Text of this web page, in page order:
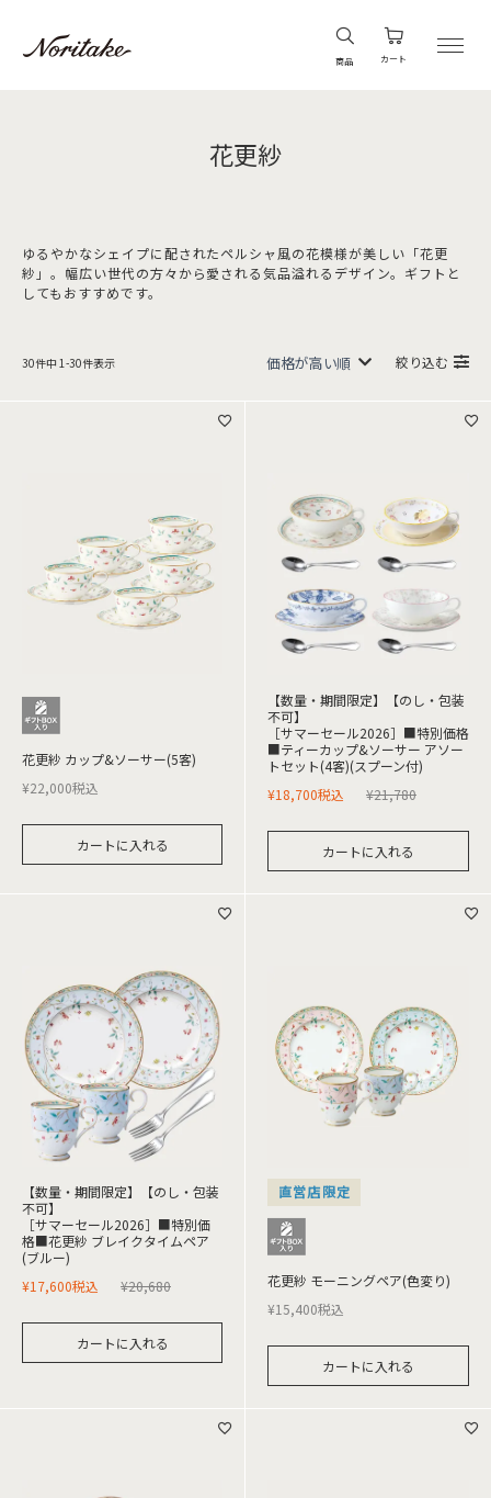
商品 カート
花更紗
ゆるやかなシェイプに配されたペルシャ風の花模様が美しい「花更
紗」。幅広い世代の方々から愛される気品溢れるデザイン。ギフトと
してもおすすめです。
30件中 1 -30件表示 絞り込む
花更紗 カップ&ソーサー(5客)
¥22,000税込
カートに入れる
【数量・期間限定】【のし・包装
不可】
［サマーセール2026］■特別価格
■ティーカップ&ソーサー アソー
トセット(4客)(スプーン付)
¥21,780
¥18,700税込
カートに入れる
【数量・期間限定】【のし・包装
不可】
［サマーセール2026］■特別価
格■花更紗 ブレイクタイムペア
(ブルー)
¥20,680
¥17,600税込
カートに入れる
直営店限定
花更紗 モーニングペア(色変り)
¥15,400税込
カートに入れる